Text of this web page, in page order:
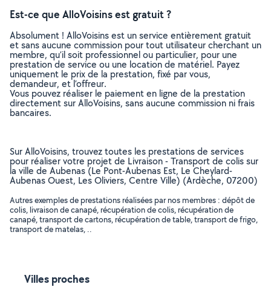
Est-ce que AlloVoisins est gratuit ?
Absolument ! AlloVoisins est un service entièrement gratuit
et sans aucune commission pour tout utilisateur cherchant un
membre, qu’il soit professionnel ou particulier, pour une
prestation de service ou une location de matériel. Payez
uniquement le prix de la prestation, fixé par vous,
demandeur, et l’offreur.
Vous pouvez réaliser le paiement en ligne de la prestation
directement sur AlloVoisins, sans aucune commission ni frais
bancaires.
Sur AlloVoisins, trouvez toutes les prestations de services
pour réaliser votre projet de Livraison - Transport de colis sur
la ville de Aubenas (Le Pont-Aubenas Est, Le Cheylard-
Aubenas Ouest, Les Oliviers, Centre Ville) (Ardèche, 07200)
Autres exemples de prestations réalisées par nos membres : dépôt de
colis, livraison de canapé, récupération de colis, récupération de
canapé, transport de cartons, récupération de table, transport de frigo,
transport de matelas, ..
Villes proches